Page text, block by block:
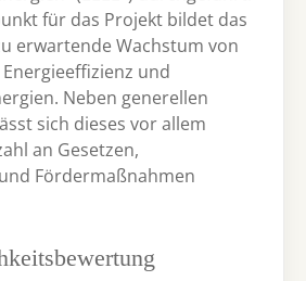
für das Projekt bildet das
erwartende Wachstum von
und
Neben generellen
sich dieses vor allem
an Gesetzen,
Fördermaßnahmen